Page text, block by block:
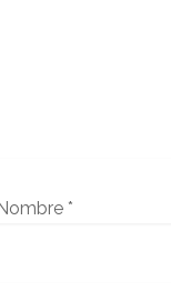
Nombre *